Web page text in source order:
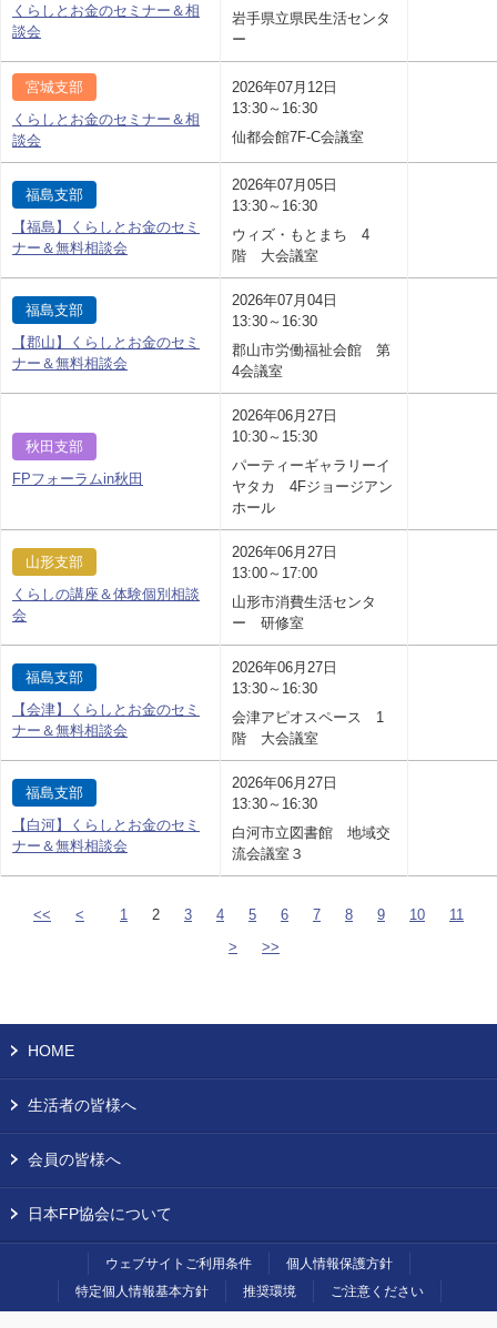
くらしとお金のセミナー＆相
談会
岩手県立県民生活センタ
ー
宮城支部
くらしとお金のセミナー＆相
談会
2026年07月12日
13:30～16:30
仙都会館7F-C会議室
福島支部
【福島】くらしとお金のセミ
ナー＆無料相談会
2026年07月05日
13:30～16:30
ウィズ・もとまち 4
階 大会議室
福島支部
【郡山】くらしとお金のセミ
ナー＆無料相談会
2026年07月04日
13:30～16:30
郡山市労働福祉会館 第
4会議室
秋田支部
FPフォーラムin秋田
2026年06月27日
10:30～15:30
パーティーギャラリーイ
ヤタカ 4Fジョージアン
ホール
山形支部
くらしの講座＆体験個別相談
会
2026年06月27日
13:00～17:00
山形市消費生活センタ
ー 研修室
福島支部
【会津】くらしとお金のセミ
ナー＆無料相談会
2026年06月27日
13:30～16:30
会津アピオスペース 1
階 大会議室
福島支部
【白河】くらしとお金のセミ
ナー＆無料相談会
2026年06月27日
13:30～16:30
白河市立図書館 地域交
流会議室３
<< < 1 2 3 4 5 6 7 8 9 10
11
>
>>
HOME
生活者の皆様へ
会員の皆様へ
日本FP協会について
ウェブサイトご利用条件
個人情報保護方針
特定個人情報基本方針
推奨環境 ご注意ください